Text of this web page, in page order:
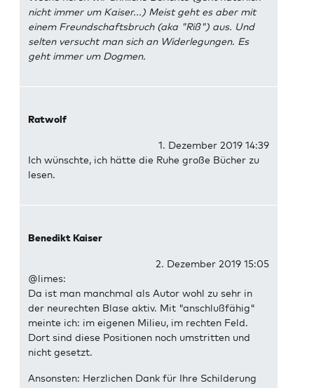
nicht immer um Kaiser...) Meist geht es aber mit
einem Freundschaftsbruch (aka "Riß") aus. Und
selten versucht man sich an Widerlegungen. Es
geht immer um Dogmen.
Ratwolf
1. Dezember 2019 14:39
Ich wünschte, ich hätte die Ruhe große Bücher zu
lesen.
Benedikt Kaiser
2. Dezember 2019 15:05
@limes:
Da ist man manchmal als Autor wohl zu sehr in
der neurechten Blase aktiv. Mit "anschlußfähig"
meinte ich: im eigenen Milieu, im rechten Feld.
Dort sind diese Positionen noch umstritten und
nicht gesetzt.
Ansonsten: Herzlichen Dank für Ihre Schilderung